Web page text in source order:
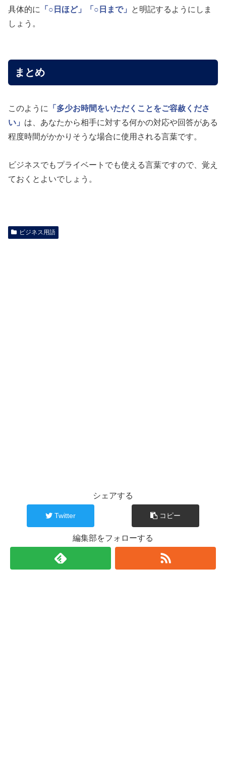
具体的に
「○日ほど」 「○日まで」
と明記するようにしま
しょう。
まとめ
このように
「多少お時間をいただくことをご容赦くださ
い」 は、あなたから相手に対する何かの対応や回答がある
程度時間がかかりそうな場合に使用される言葉です。
ビジネスでもプライベートでも使える言葉ですので、覚え
ておくとよいでしょう。
ビジネス用語
シェアする
Twitter コピー
編集部をフォローする